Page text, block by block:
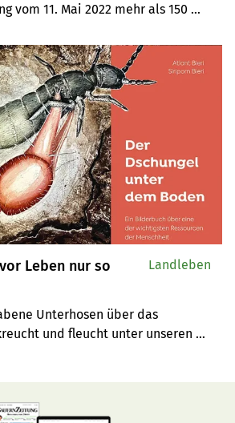
vom 11. Mai 2022 mehr als 150
Leben nur so
Unterhosen über das
und fleucht unter unseren
Landleben